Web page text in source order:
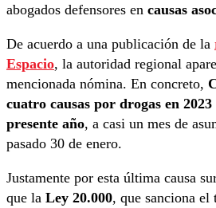
abogados defensores en causas
De acuerdo a una publicación de la
Espacio, la autoridad regional
mencionada nómina. En concreto,
cuatro causas por drogas en
presente año, a casi un mes de
pasado 30 de enero.
Justamente por esta última causa
que la Ley 20.000, que sanciona